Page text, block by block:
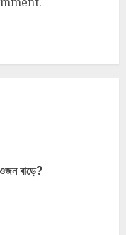
বাড়ে?